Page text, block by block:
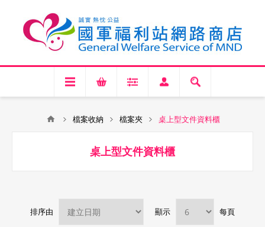
檔案收納 檔案夾 桌上型文件資料櫃
桌上型文件資料櫃
排序由 顯示 每頁